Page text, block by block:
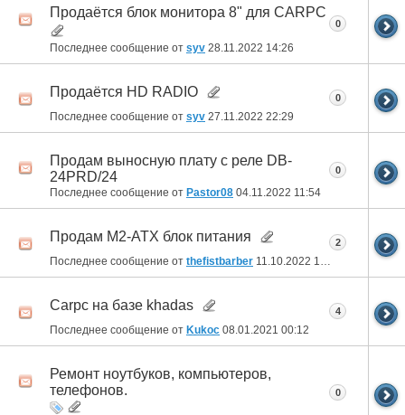
Продаётся блок монитора 8" для CARPC
Последнее сообщение от syv 28.11.2022 14:26
0
Продаётся HD RADIO
Последнее сообщение от syv 27.11.2022 22:29
0
Продам выносную плату с реле DB-
24PRD/24
Последнее сообщение от Pastor08 04.11.2022 11:54
0
Продам M2-ATX блок питания
Последнее сообщение от thefistbarber 11.10.2022 13:06
2
Carpc на базе khadas
Последнее сообщение от Kukoc 08.01.2021 00:12
4
Ремонт ноутбуков, компьютеров,
телефонов.
0